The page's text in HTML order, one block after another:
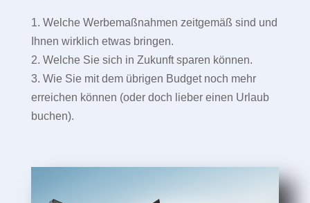
1. Welche Werbemaßnahmen zeitgemäß sind und
Ihnen wirklich etwas bringen.
2. Welche Sie sich in Zukunft sparen können.
3. Wie Sie mit dem übrigen Budget noch mehr
erreichen können (oder doch lieber einen Urlaub
buchen).